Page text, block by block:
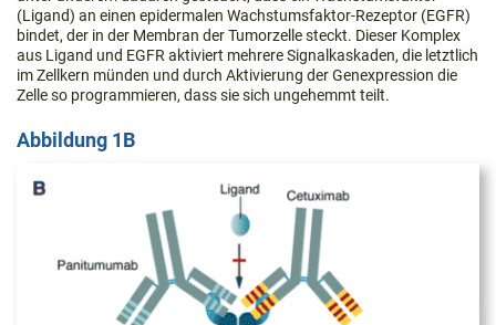
(Ligand) an einen epidermalen Wachstumsfaktor-Rezeptor (EGFR)
bindet, der in der Membran der Tumorzelle steckt. Dieser Komplex
aus Ligand und EGFR aktiviert mehrere Signalkaskaden, die letztlich
im Zellkern münden und durch Aktivierung der Genexpression die
Zelle so programmieren, dass sie sich ungehemmt teilt.
Abbildung 1B